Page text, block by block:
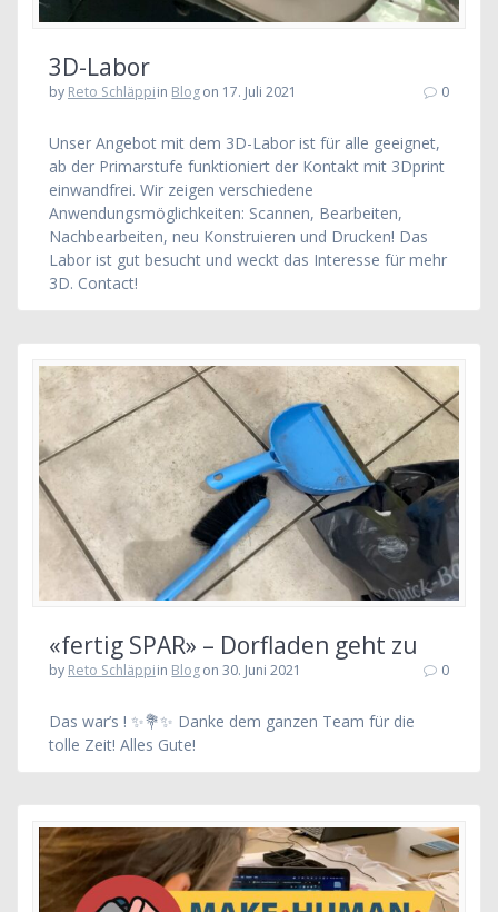
3D-Labor
by Reto Schläppiin Blogon 17. Juli 2021 0
Unser Angebot mit dem 3D-Labor ist für alle geeignet,
ab der Primarstufe funktioniert der Kontakt mit 3Dprint
einwandfrei. Wir zeigen verschiedene
Anwendungsmöglichkeiten: Scannen, Bearbeiten,
Nachbearbeiten, neu Konstruieren und Drucken! Das
Labor ist gut besucht und weckt das Interesse für mehr
3D. Contact!
«fertig SPAR» – Dorfladen geht zu
by Reto Schläppiin Blogon 30. Juni 2021 0
Das war’s ! ✨💐✨ Danke dem ganzen Team für die
tolle Zeit! Alles Gute!